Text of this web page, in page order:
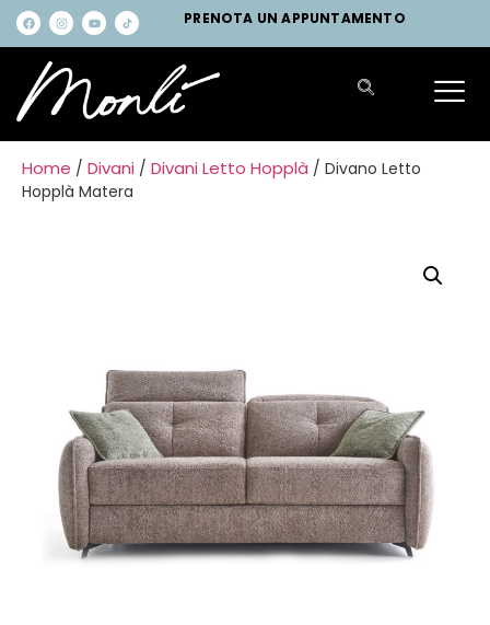
PRENOTA UN APPUNTAMENTO
Home / Divani / Divani Letto Hopplà / Divano Letto
Hopplà Matera